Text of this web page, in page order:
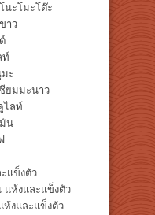
นะโมะโต๊ะ
าว
ท์
ะ
ยมมะนาว
ไลท์
น
แข็งตัว
แห้งและแข็งตัว
ห้งและแข็งตัว